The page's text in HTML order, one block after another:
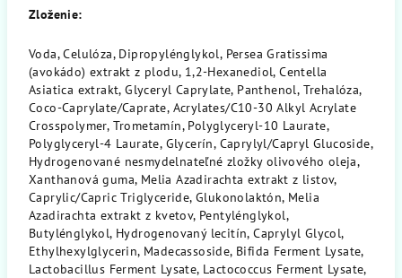
Zloženie:
Voda, Celulóza, Dipropylénglykol, Persea Gratissima
(avokádo) extrakt z plodu, 1,2-Hexanediol, Centella
Asiatica extrakt, Glyceryl Caprylate, Panthenol, Trehalóza,
Coco-Caprylate/Caprate, Acrylates/C10-30 Alkyl Acrylate
Crosspolymer, Trometamín, Polyglyceryl-10 Laurate,
Polyglyceryl-4 Laurate, Glycerín, Caprylyl/Capryl Glucoside,
Hydrogenované nesmydelnateľné zložky olivového oleja,
Xanthanová guma, Melia Azadirachta extrakt z listov,
Caprylic/Capric Triglyceride, Glukonolaktón, Melia
Azadirachta extrakt z kvetov, Pentylénglykol,
Butylénglykol, Hydrogenovaný lecitín, Caprylyl Glycol,
Ethylhexylglycerin, Madecassoside, Bifida Ferment Lysate,
Lactobacillus Ferment Lysate, Lactococcus Ferment Lysate,